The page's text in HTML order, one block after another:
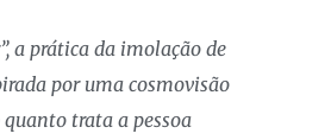
a prática da imolação de
por uma cosmovisão
trata a pessoa